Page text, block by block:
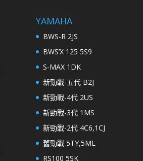
YAMAHA
BWS-R 2JS
BWS’X 125 5S9
S-MAX 1DK
新勁戰-五代 B2J
新勁戰-4代 2US
新勁戰-3代 1MS
新勁戰-2代 4C6,1CJ
舊勁戰 5TY,5ML
RS100 5SK